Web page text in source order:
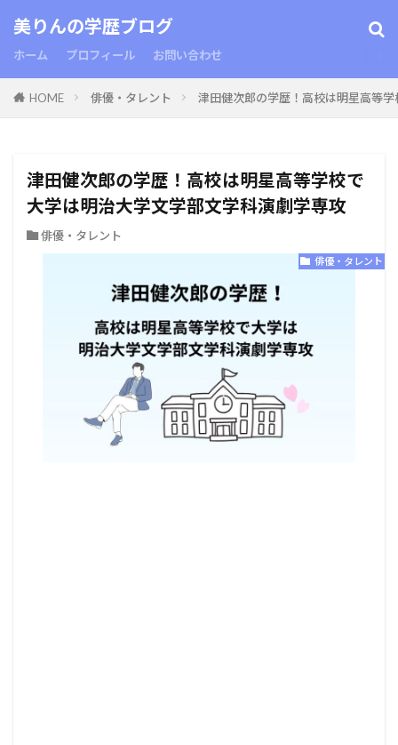
美りんの学歴ブログ
ホーム プロフィール お問い合わせ
HOME 俳優・タレント 津田健次郎の学歴！高校は明星高等
津田健次郎の学歴！高校は明星高等学校で
大学は明治大学文学部文学科演劇学専攻
俳優・タレント
俳優・タレント